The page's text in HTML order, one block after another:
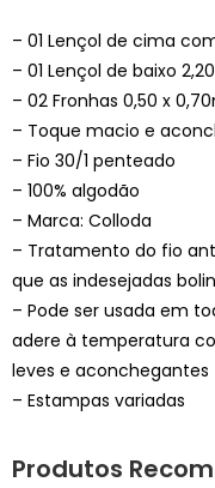
– 01 Lençol de cima
– 01 Lençol de baixo
– 02 Fronhas 0,50 x
– Toque macio e
– Fio 30/1 penteado
– 100% algodão
– Marca: Colloda
– Tratamento do fio
que as indesejadas
– Pode ser usada em
adere à temperatura
leves e aconchegantes
– Estampas variadas
Produtos